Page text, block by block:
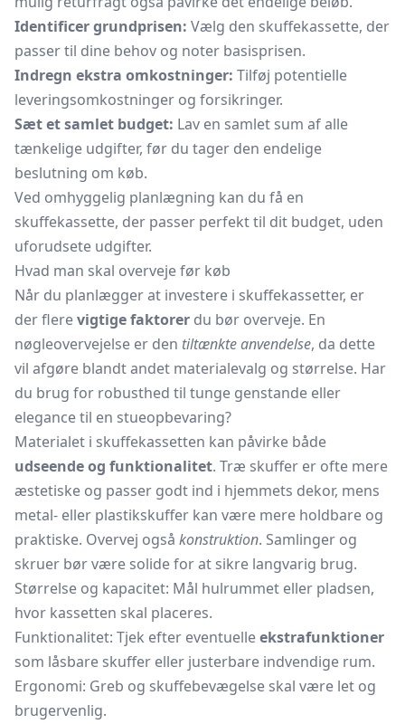
Identificer grundprisen: Vælg den skuffekassette, der
passer til dine behov og noter basisprisen.
Indregn ekstra omkostninger: Tilføj potentielle
leveringsomkostninger og forsikringer.
Sæt et samlet budget: Lav en samlet sum af alle
tænkelige udgifter, før du tager den endelige
beslutning om køb.
Ved omhyggelig planlægning kan du få en
skuffekassette, der passer perfekt til dit budget, uden
uforudsete udgifter.
Hvad man skal overveje før køb
Når du planlægger at investere i skuffekassetter, er
der flerevigtige faktorer du bør overveje. En
nøgleovervejelse er den tiltænkte anvendelse, da dette
vil afgøre blandt andet materialevalg og størrelse. Har
du brug for robusthed til tunge genstande eller
elegance til en stueopbevaring?
Materialet i skuffekassetten kan påvirke både
udseende og funktionalitet. Træ skuffer er ofte mere
æstetiske og passer godt ind i hjemmets dekor, mens
metal- eller plastikskuffer kan være mere holdbare og
praktiske. Overvej også konstruktion. Samlinger og
skruer bør være solide for at sikre langvarig brug.
Størrelse og kapacitet: Mål hulrummet eller pladsen,
hvor kassetten skal placeres.
Funktionalitet: Tjek efter eventuelleekstrafunktioner
som låsbare skuffer eller justerbare indvendige rum.
Ergonomi: Greb og skuffebevægelse skal være let og
brugervenlig.